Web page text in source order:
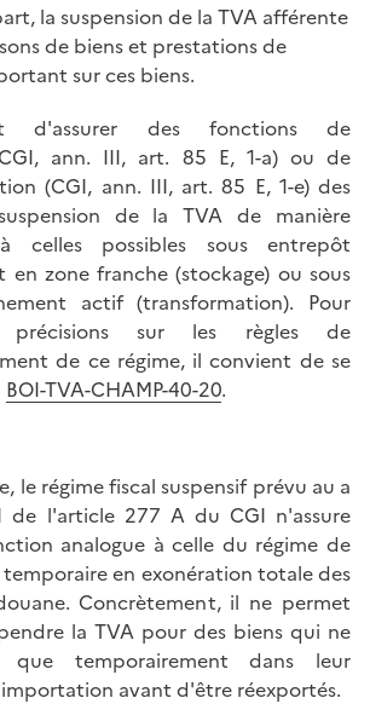
la suspension de la TVA afférente
de biens et prestations de
sur ces biens.
d'assurer des fonctions de
ann. III, art. 85 E, 1-a) ou de
(CGI, ann. III, art. 85 E, 1-e) des
de la TVA de manière
celles possibles sous entrepôt
en zone franche (stockage) ou sous
actif (transformation). Pour
sur les règles de
de ce régime, il convient de se
BOI-TVA-CHAMP-40-20.
le régime fiscal suspensif prévu au a
l'article 277 A du CGI n'assure
analogue à celle du régime de
en exonération totale des
Concrètement, il ne permet
la TVA pour des biens qui ne
que temporairement dans leur
avant d'être réexportés.